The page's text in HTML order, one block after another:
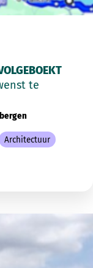
te
Architectuur